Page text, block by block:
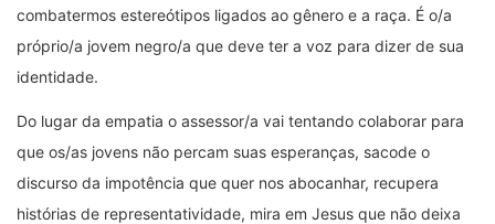
combatermos estereótipos ligados ao gênero e a raça. É o/a
próprio/a jovem negro/a que deve ter a voz para dizer de sua
identidade.
Do lugar da empatia o assessor/a vai tentando colaborar para
que os/as jovens não percam suas esperanças, sacode o
discurso da impotência que quer nos abocanhar, recupera
histórias de representatividade, mira em Jesus que não deixa